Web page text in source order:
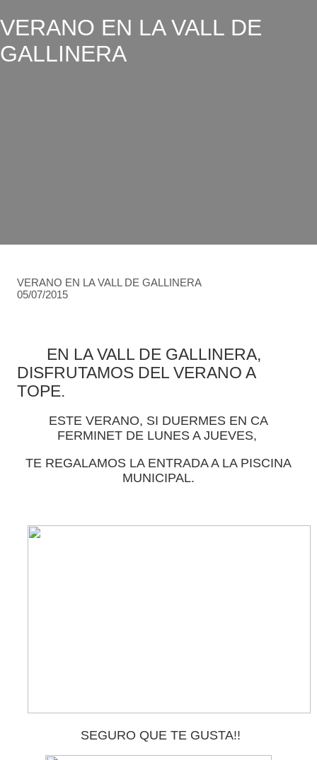
VERANO EN LA VALL DE
GALLINERA
VERANO EN LA VALL DE GALLINERA
05/07/2015
EN LA VALL DE GALLINERA,
DISFRUTAMOS DEL VERANO A
TOPE.
ESTE VERANO, SI DUERMES EN CA
FERMINET DE LUNES A JUEVES,
TE REGALAMOS LA ENTRADA A LA PISCINA
MUNICIPAL.
SEGURO QUE TE GUSTA!!